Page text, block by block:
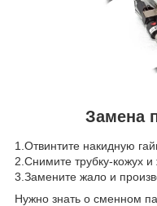
Замена
1.Отвинтите накидную
2.Снимите трубку-кожух и
3.Замените жало и
Нужно знать о сменном